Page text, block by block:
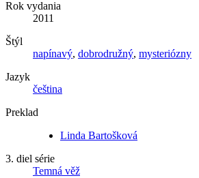
Rok vydania
2011
Štýl
napínavý, dobrodružný, mysteriózny
Jazyk
čeština
Preklad
Linda Bartošková
3. diel série
Temná věž